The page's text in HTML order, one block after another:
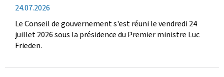
d
a
t
e
d
24.07.2026
Le Conseil de gouvernement s'est réuni le vendredi 24
juillet 2026 sous la présidence du Premier ministre Luc
Frieden.